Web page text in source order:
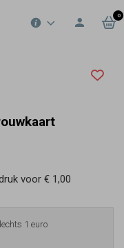
0
voor € 1,00
1 euro